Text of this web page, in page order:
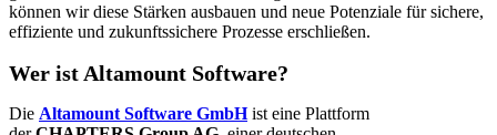
können wir diese Stärken ausbauen und neue Potenziale für sichere,
effiziente und zukunftssichere Prozesse erschließen.
Wer ist Altamount Software?
Die Altamount Software GmbHist eine Plattform